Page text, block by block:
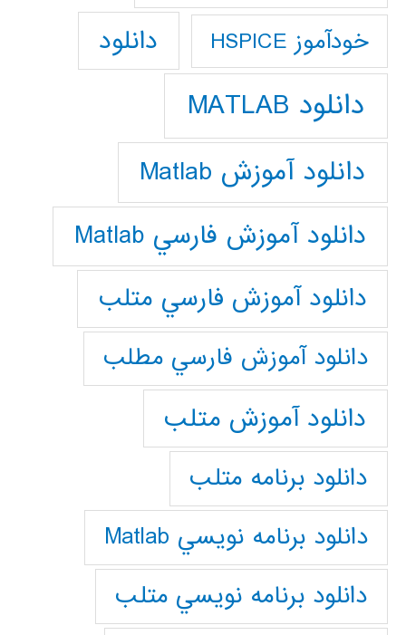
خودآموز HSPICE دانلود
دانلود MATLAB
دانلود آموزش Matlab
دانلود آموزش فارسي Matlab
دانلود آموزش فارسي متلب
دانلود آموزش فارسي مطلب
دانلود آموزش متلب
دانلود برنامه متلب
دانلود برنامه نويسي Matlab
دانلود برنامه نويسي متلب